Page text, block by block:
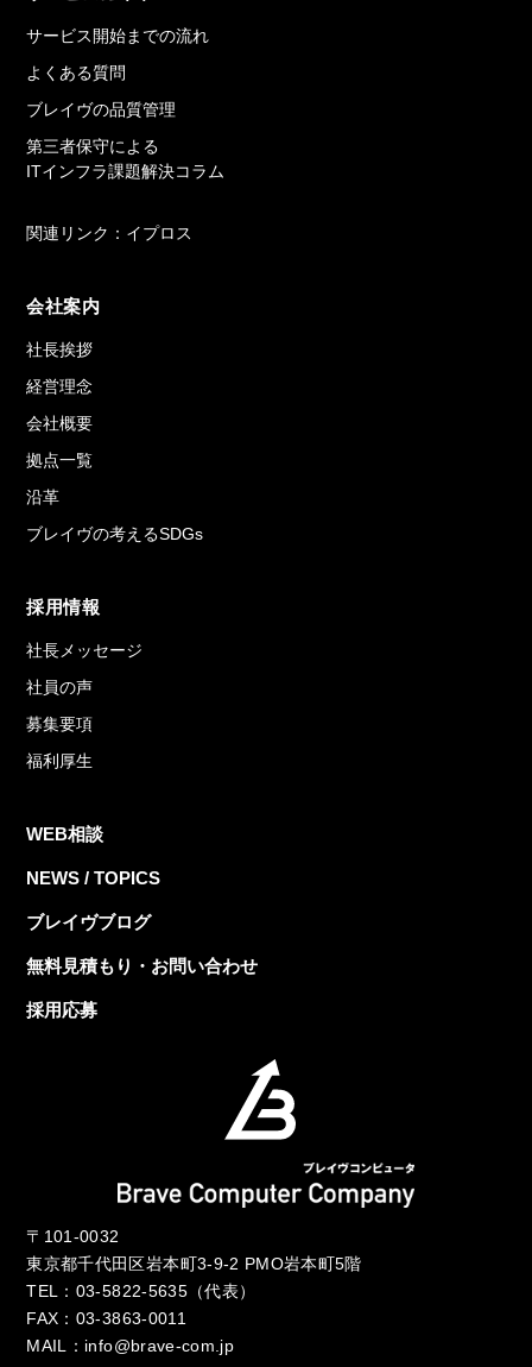
サービス開始までの流れ
よくある質問
ブレイヴの品質管理
第三者保守による
ITインフラ課題解決コラム
関連リンク：イプロス
会社案内
社長挨拶
経営理念
会社概要
拠点一覧
沿革
ブレイヴの考えるSDGs
採用情報
社長メッセージ
社員の声
募集要項
福利厚生
WEB相談
NEWS / TOPICS
ブレイヴブログ
無料見積もり・お問い合わせ
採用応募
〒101-0032
東京都千代田区岩本町3-9-2 PMO岩本町5階
TEL： 03-5822-5635 （代表）
FAX：03-3863-0011
MAIL： info@brave-com.jp